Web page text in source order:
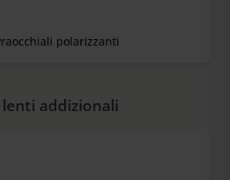
polarizzanti
addizionali